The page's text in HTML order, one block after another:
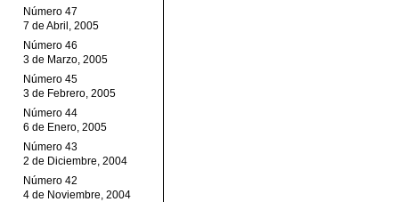
Número 47
7 de Abril, 2005
Número 46
3 de Marzo, 2005
Número 45
3 de Febrero, 2005
Número 44
6 de Enero, 2005
Número 43
2 de Diciembre, 2004
Número 42
4 de Noviembre, 2004